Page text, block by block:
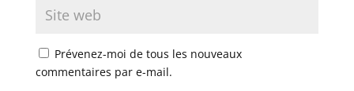
Prévenez-moi de tous les nouveaux
commentaires par e-mail.